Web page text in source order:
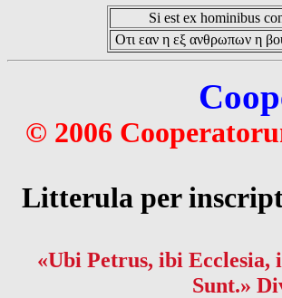
Si est ex hominibus
Οτι εαν η εξ ανθρωπων η
© 2006
Litterula per
«Ubi Petrus, ibi Ecclesia,
Sunt.»